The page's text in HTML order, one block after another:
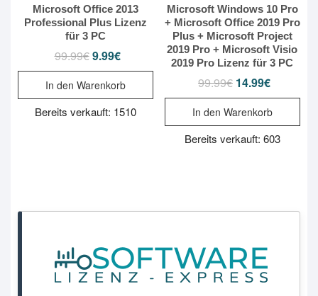
Microsoft Office 2013
Professional Plus Lizenz
für 3 PC
99.99€ Ursprünglicher
99.99€
9.99€Aktueller
9.99€.
In den Warenkorb
Bereits verkauft: 1510
Microsoft Windows 10 Pro
+ Microsoft Office 2019 Pro
Plus + Microsoft Project
2019 Pro + Microsoft Visio
2019 Pro Lizenz für 3 PC
99.99€ Ursprünglicher
99.99€
14.99€Aktueller
14.99€.
In den Warenkorb
Bereits verkauft: 603